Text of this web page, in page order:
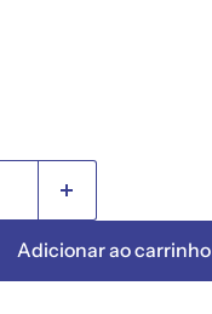
Adicionar ao carrinho